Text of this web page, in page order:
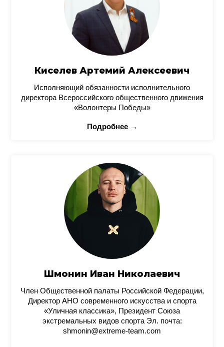
Киселев Артемий Алексеевич
Исполняющий обязанности исполнительного
директора Всероссийского общественного движения
«Волонтеры Победы»
Подробнее →
Шмонин Иван Николаевич
Член Общественной палаты Российской Федерации,
Директор АНО современного искусства и спорта
«Уличная классика», Президент Союза
экстремальных видов спорта Эл. почта:
shmonin@extreme-team.com